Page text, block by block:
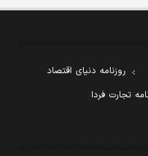
روزنامه دنیای اقتصاد
تجارت فردا